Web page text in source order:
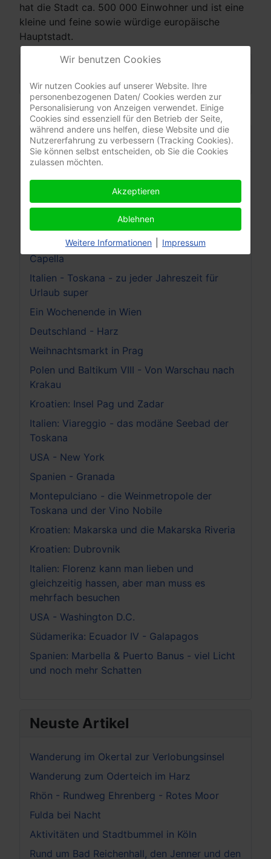
hat die Stadt ca. 500 000 Einwohner und ist eine
kleine und feine sowie würdige europäische
Hauptstadt.
Weiterlesen: Ein Tag in Bratislava - Geschichte
und gutes Essen
Meistgelesen
Spanien - Malagas Feria - Eines der größten
Volksfeste Europas - Pregoneros
Spanien - Malaga - Costa Del Sol
Italien - Seravezza - Malbacco - Azzano -
Capella
Italien - Toskana - zu jeder Jahreszeit für
Urlaub super
Ein Wochenende in Wien
Deutschland - Harz
Weihnachtsmarkt in Prag
Polen und Baltikum VIII - Von Warschau nach
Krakau
Kroatien: Insel Pag und Zadar
Italien: Viareggio - das modäne Seebad der
Toskana
USA - New York
Spanien - Granada
Montepulciano - die Weinmetropole der
Toskana und der Vino Nobile
Kroatien: Makarska und die Makarska Riveria
Kroatien: Dubrovnik
Italien: Florenz kann man lieben und
gleichzeitig hassen, aber man muss es
mehrfach besuchen
USA - Washington D.C.
Südamerika: Ecuador IV - Galapagos
Spanien: Marbella & Puerto Banus - viel Licht
und noch mehr Schatten
Neuste Artikel
Wanderung im Okertal zur Verlobungsinsel
Wanderung zum Oderteich im Harz
Rhön - Rundweg Ehrenberg - Rotes Moor
Fulda bei Nacht
Aktivitäten und Stadtbummel in Köln
Rund um Bad Reichenhall, den Jenner und den
Wir benutzen Cookies
Wir nutzen Cookies auf unserer Website. Ihre
personenbezogenen Daten/ Cookies werden zur
Personalisierung von Anzeigen verwendet. Einige
Cookies sind essenziell für den Betrieb der Seite,
während andere uns helfen, diese Website und die
Nutzererfahrung zu verbessern (Tracking Cookies).
Sie können selbst entscheiden, ob Sie die Cookies
zulassen möchten.
Akzeptieren
Ablehnen
Weitere Informationen Impressum